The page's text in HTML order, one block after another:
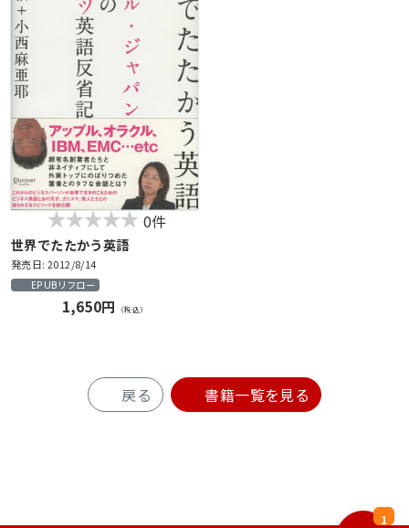
1
0件
世界でたたかう英語
発売日: 2012/8/14
EPUBリフロー
1,650円 （税込）
戻る 書籍一覧を見る